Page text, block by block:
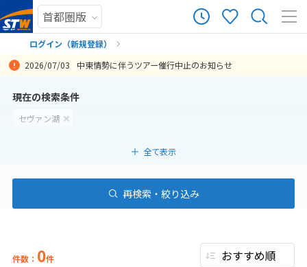
ログイン（新規登録）
2026/07/03 中東情勢に伴うツアー催行中止のお知らせ
現在の検索条件
セヴァン湖
全て表示
再検索・絞り込み
件数： 0件